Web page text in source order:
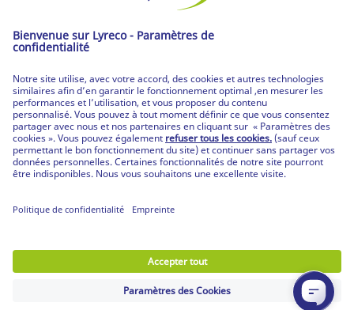
© Lyreco 2026
Partenaire | de tous les lieux de travail|
Conditions Générales de Vente|Déclaration de
confidentialité|Conditions d'Utilisation &
Mentions Légales|Service Après-Vente|CPV
Produits personnalisés
Votre guide RGPD|Déclaration d'accessibilité
de confidentialité|Plan du site